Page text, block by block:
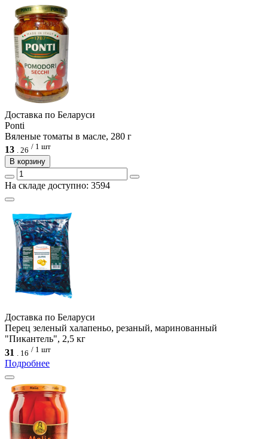
Доcтавка по Беларуси
Ponti
Вяленые томаты в масле, 280 г
13 . 26 / 1 шт
В корзину
На складе доступно: 3594
Доcтавка по Беларуси
Перец зеленый халапеньо, резаный, маринованный
"Пикантель", 2,5 кг
31
16 / 1 шт
Подробнее